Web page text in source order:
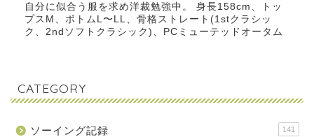
自分に似合う服を求め洋裁勉強中。 身長158cm、トッ
プスM、ボトムL〜LL、骨格ストレート(1stクラシッ
ク、2ndソフトクラシック)、PCミューテッドオータム
CATEGORY
ソーイング記録 141